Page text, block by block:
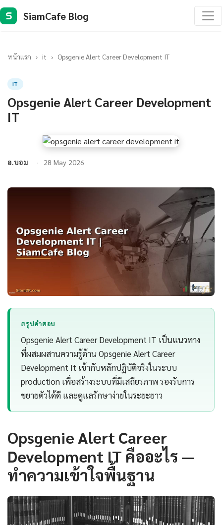
S SiamCafe Blog
หน้าแรก › it › Opsgenie Alert Career Development IT
IT
Opsgenie Alert Career Development
IT
อ.บอม 28 May 2026
สรุปคำตอบ
Opsgenie Alert Career Development IT เป็นแนวทาง
ที่ผสมผสานความรู้ด้าน Opsgenie Alert Career
Development It เข้ากับหลักปฏิบัติจริงในระบบ
production เพื่อสร้างระบบที่มีเสถียรภาพ รองรับการ
ขยายตัวได้ดี และดูแลรักษาง่ายในระยะยาว
Opsgenie Alert Career
Development IT คืออะไร —
ทำความเข้าใจพื้นฐาน